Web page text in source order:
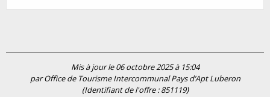
Mis à jour le 06 octobre 2025 à 15:04
par Office de Tourisme Intercommunal Pays d’Apt Luberon
(Identifiant de l'offre :851119)